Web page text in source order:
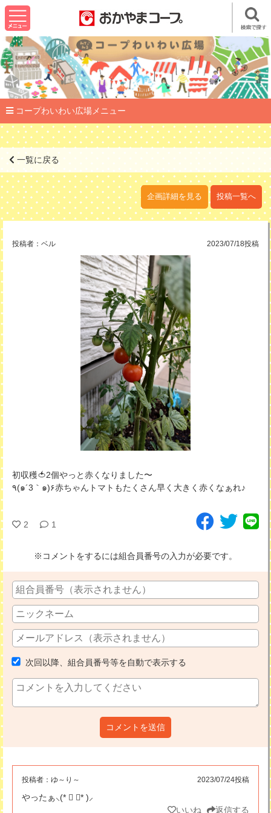
コープわいわい広場メニュー
一覧に戻る
企画詳細を見る 投稿一覧へ
投稿者： ベル 2023/07/18投稿
初収穫🍅2個やっと赤くなりました〜
٩(๑´3｀๑)۶赤ちゃんトマトもたくさん早く大きく赤くなぁれ♪
2 1
※コメントをするには組合員番号の入力が必要です。
次回以降、組合員番号等を自動で表示する
コメントを送信
投稿者： ゆ～り～ 2023/07/24投稿
やったぁ⸜(* ॑ ॑* )⸝
いいね
返信する